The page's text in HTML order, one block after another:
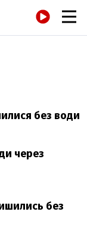
без води
через
без